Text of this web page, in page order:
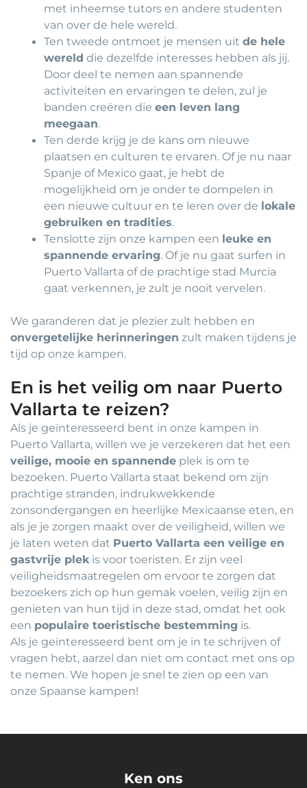
met inheemse tutors en andere studenten
van over de hele wereld.
Ten tweede ontmoet je mensen uitde hele
wereld die dezelfde interesses hebben als jij.
Door deel te nemen aan spannende
activiteiten en ervaringen te delen, zul je
banden creëren dieeen leven lang
meegaan.
Ten derde krijg je de kans om nieuwe
plaatsen en culturen te ervaren. Of je nu naar
Spanje of Mexico gaat, je hebt de
mogelijkheid om je onder te dompelen in
een nieuwe cultuur en te leren over de lokale
gebruiken en tradities.
Tenslotte zijn onze kampen een leuke en
spannende ervaring. Of je nu gaat surfen in
Puerto Vallarta of de prachtige stad Murcia
gaat verkennen, je zult je nooit vervelen.
We garanderen dat je plezier zult hebben en
onvergetelijke herinneringen zult maken tijdens je
tijd op onze kampen.
En is het veilig om naar Puerto
Vallarta te reizen?
Als je geïnteresseerd bent in onze kampen in
Puerto Vallarta, willen we je verzekeren dat het een
veilige, mooie en spannende plek is om te
bezoeken. Puerto Vallarta staat bekend om zijn
prachtige stranden, indrukwekkende
zonsondergangen en heerlijke Mexicaanse eten, en
als je je zorgen maakt over de veiligheid, willen we
je laten weten dat Puerto Vallarta een veilige en
gastvrije plekis voor toeristen. Er zijn veel
veiligheidsmaatregelen om ervoor te zorgen dat
bezoekers zich op hun gemak voelen, veilig zijn en
genieten van hun tijd in deze stad, omdat het ook
een populaire toeristische bestemming is.
Als je geïnteresseerd bent om je in te schrijven of
vragen hebt, aarzel dan niet om contact met ons op
te nemen. We hopen je snel te zien op een van
onze Spaanse kampen!
Ken ons